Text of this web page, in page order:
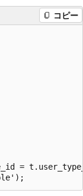
コピー
=